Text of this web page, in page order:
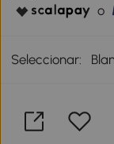
o
Seleccionar: